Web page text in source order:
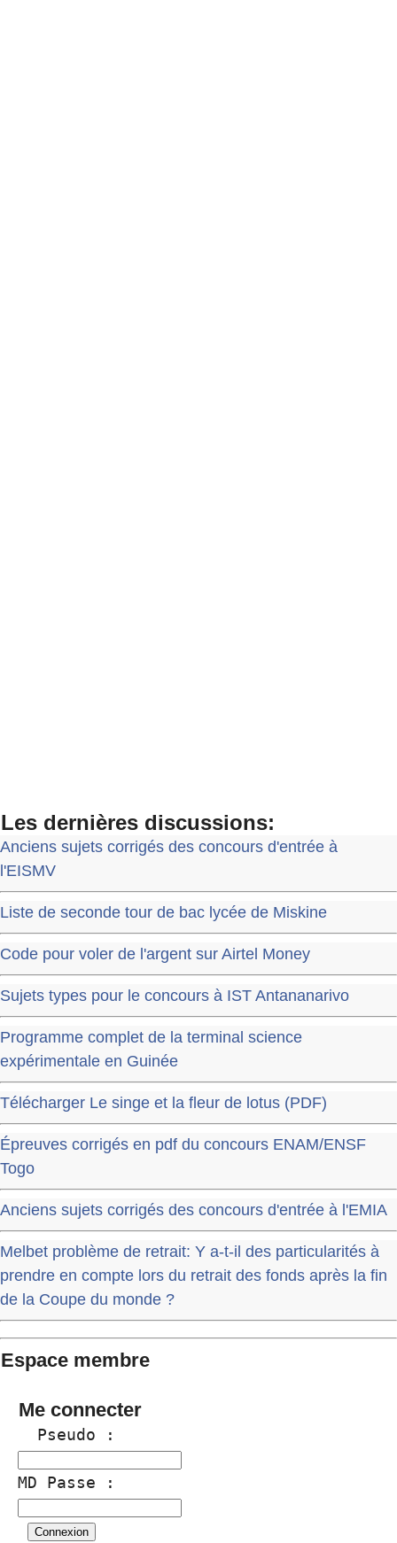
Les dernières discussions:
Anciens sujets corrigés des concours d'entrée à
l'EISMV
Liste de seconde tour de bac lycée de Miskine
Code pour voler de l'argent sur Airtel Money
Sujets types pour le concours à IST Antananarivo
Programme complet de la terminal science
expérimentale en Guinée
Télécharger Le singe et la fleur de lotus (PDF)
Épreuves corrigés en pdf du concours ENAM/ENSF
Togo
Anciens sujets corrigés des concours d'entrée à l'EMIA
Melbet problème de retrait: Y a-t-il des particularités à
prendre en compte lors du retrait des fonds après la fin
de la Coupe du monde ?
Espace membre
Me connecter
  Pseudo :
MD Passe :